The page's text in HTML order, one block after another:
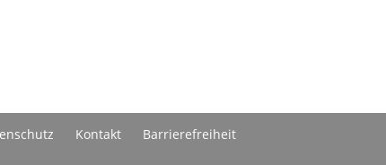
Kontakt Barrierefreiheit